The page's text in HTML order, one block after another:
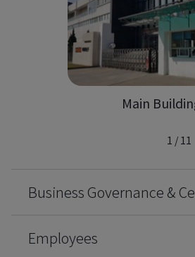
Main
1 / 11
Business Governance &
Employees